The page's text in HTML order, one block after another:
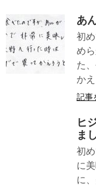
あ
初
め
た
か
記事
ヒ
ま
初
に
に